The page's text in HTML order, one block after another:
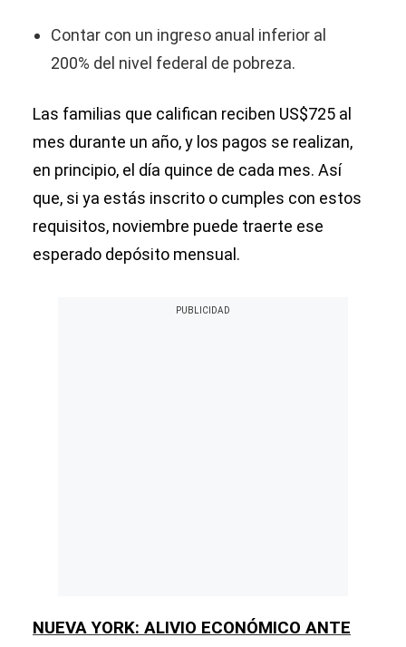
Contar con un ingreso anual inferior al
200% del nivel federal de pobreza.
Las familias que califican reciben US$725 al
mes durante un año, y los pagos se realizan,
en principio, el día quince de cada mes. Así
que, si ya estás inscrito o cumples con estos
requisitos, noviembre puede traerte ese
esperado depósito mensual.
NUEVA YORK: ALIVIO ECONÓMICO ANTE